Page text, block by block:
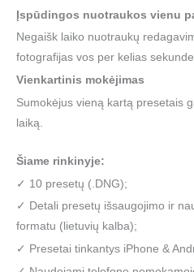
Įspūdingos nuotraukos vienu
Negaišk laiko nuotraukų
fotografijas vos per kelias
Vienkartinis mokėjimas
Sumokėjus vieną kartą presetais
laiką.
Šiame rinkinyje:
✓ 10 presetų (.DNG);
✓ Detali presetų išsaugojimo ir
formatu (lietuvių kalba);
✓ Presetai tinkantys iPhone &